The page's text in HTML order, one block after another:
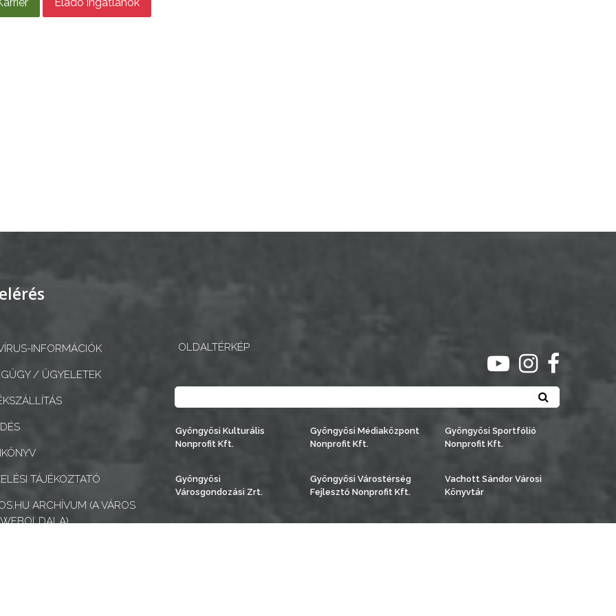
INFORMÁCIÓK
/ ÜGYELETEK
TÁJÉKOZTATÓ
ARCHÍVUM (A VÁROS
OLDALTÉRKÉP
ugrás youtube
ugrásugrás
Keresés
Gyöngyösi Kulturális
Nonprofit Kft.
Gyöngyösi Médiaközpont
Nonprofit Kft.
Gyöngyösi Sportfólió
Nonprofit Kft.
Gyöngyösi
Városgondozási Zrt.
Gyöngyösi Várostérség
Fejlesztő Nonprofit Kft.
Vachott Sándor Városi
Könyvtár